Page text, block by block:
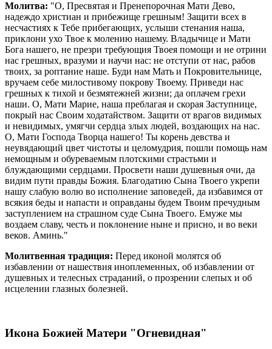
Молитва: "О, Пресвятая и Пренепорочная Мати Дево,
надеждо христи­ан и прибежище грешным! За­щити всех в
несчастиях к Тебе прибегающих, услыши стенания наша,
приклони ухо Твое к молению нашему. Владычице и Мати
Бога нашего, не презри требующия Твоея помощи и не отрини
нас грешных, вразуми и научи нас: не отступи от нас, рабов
твоих, за роптание наше. Буди нам Мать и Покровитель­нице,
вручаем себе милостивому покрову Твоему. Приведи нас
грешных к тихой и безмятежней жизни; да оплачем грехи
наши. О, Мати Марие, наша преблагая и скорая Заступнице,
покрый нас Своим ходатайством. Защити от врагов видимых
и невидимых, умягчи сердца злых людей, воз­дающих на нас.
О, Мати Госпо­да Творца нашего! Ты корень девства и
неувядающий цвет чи­стоты и целомудрия, пошли по­мощь нам
немощным и обурева­емым плотскими страстьми и
блуждающими сердцами. Просве­ти наши душевныя очи, да
ви­дим пути правды Божия. Благодатию Сына Твоего укрепи
на­шу слабую волю во исполнение заповедей, да избавимся от
всякия беды и напасти и оправданы будем Твоим пречудным
заступлением на страшном суде Сына Твоего. Емуже мы
воздаем славу, честь и поклонение ныне и при­сно, и во веки
веков. Аминь."
Молитвенная традиция: Перед иконой молятся об
избавлении от нашествия иноплеменных, об избавлении от
душевных и телесных страданий, о прозрении слепых и об
исцелении глазных болезней.
Икона Божией Матери "Огневидная"